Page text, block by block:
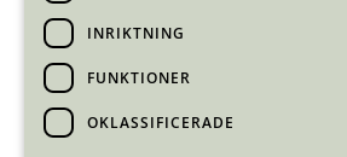
INRIKTNING
FUNKTIONER
OKLASSIFICERADE